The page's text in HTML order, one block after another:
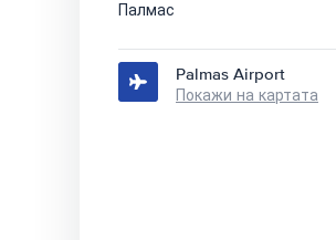
Палмас
Palmas Airport
Покажи на картата